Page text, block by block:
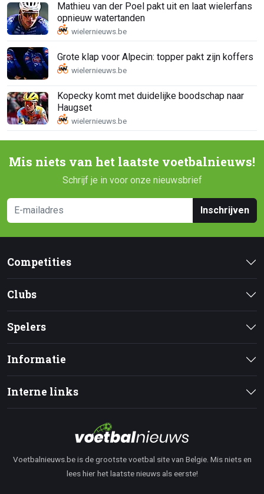
Mathieu van der Poel pakt uit en laat wielerfans
opnieuw watertanden
Grote klap voor Alpecin: topper pakt zijn koffers
Kopecky komt met duidelijke boodschap naar
Haugset
Mis niets van het laatste voetbalnieuws!
Schrijf je in voor onze nieuwsbrief
Inschrijven
Competities
Clubs
Spelers
Informatie
Interne links
Voetbalnieuws.be is de grootste voetbal site van Belgie. Mis niets en
lees hier het laatste nieuws als eerste!